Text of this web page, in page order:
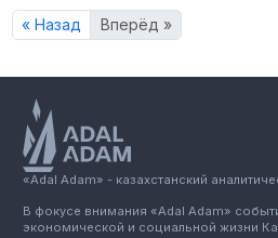
« Назад Вперёд »
«Adal Adam» - казахстанский
В фокусе внимания «Adal Adam»
экономической и социальной жизни